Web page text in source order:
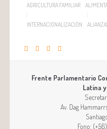
AGRICULTURA FAMILIAR
INTERNACIONALIZACIÓN
Frente Parlamentario
Latina
Av. Dag
Fono: